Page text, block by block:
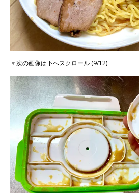
▼次の画像は下へスクロール (9/12)